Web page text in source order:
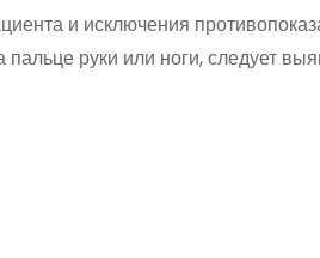
и исключения
руки или ноги, следует